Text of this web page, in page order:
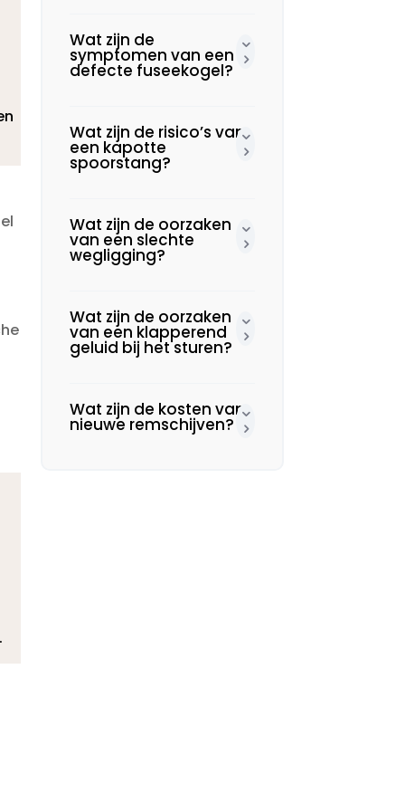
Wat zijn de
symptomen van een
defecte fuseekogel?
Wat zijn de risico’s van
een kapotte
spoorstang?
Wat zijn de oorzaken
van een slechte
wegligging?
Wat zijn de oorzaken
van een klapperend
geluid bij het sturen?
Wat zijn de kosten van
nieuwe remschijven?